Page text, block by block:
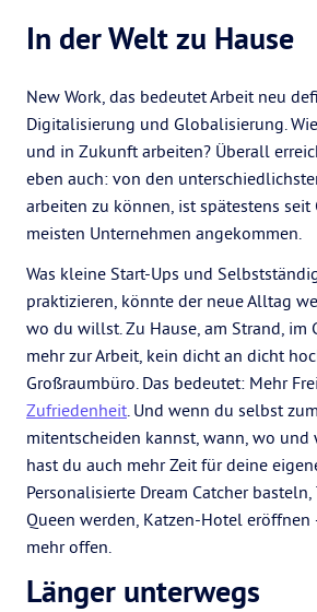
In der Welt zu Hause
New Work, das bedeutet Arbeit neu
Digitalisierung und Globalisierung.
und in Zukunft arbeiten? Überall
eben auch: von den
arbeiten zu können, ist spätestens seit
meisten Unternehmen angekommen.
Was kleine Start-Ups und
praktizieren, könnte der neue Alltag
wo du willst. Zu Hause, am Strand, im
mehr zur Arbeit, kein dicht an dicht
Großraumbüro. Das bedeutet: Mehr
Zufriedenheit. Und wenn du selbst
mitentscheiden kannst, wann, wo und
hast du auch mehr Zeit für deine
Personalisierte Dream Catcher
Queen werden, Katzen-Hotel
mehr offen.
Länger unterwegs